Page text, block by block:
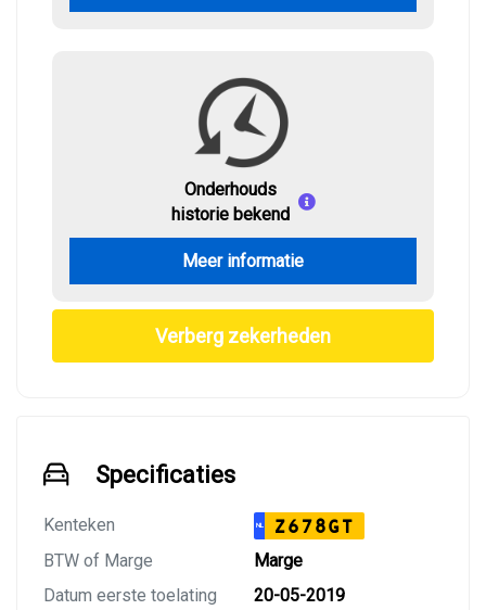
Onderhouds
historie bekend
Meer informatie
Verberg zekerheden
Specificaties
Kenteken NL Z678GT
BTW of Marge
Marge
Datum eerste toelating
20-05-2019